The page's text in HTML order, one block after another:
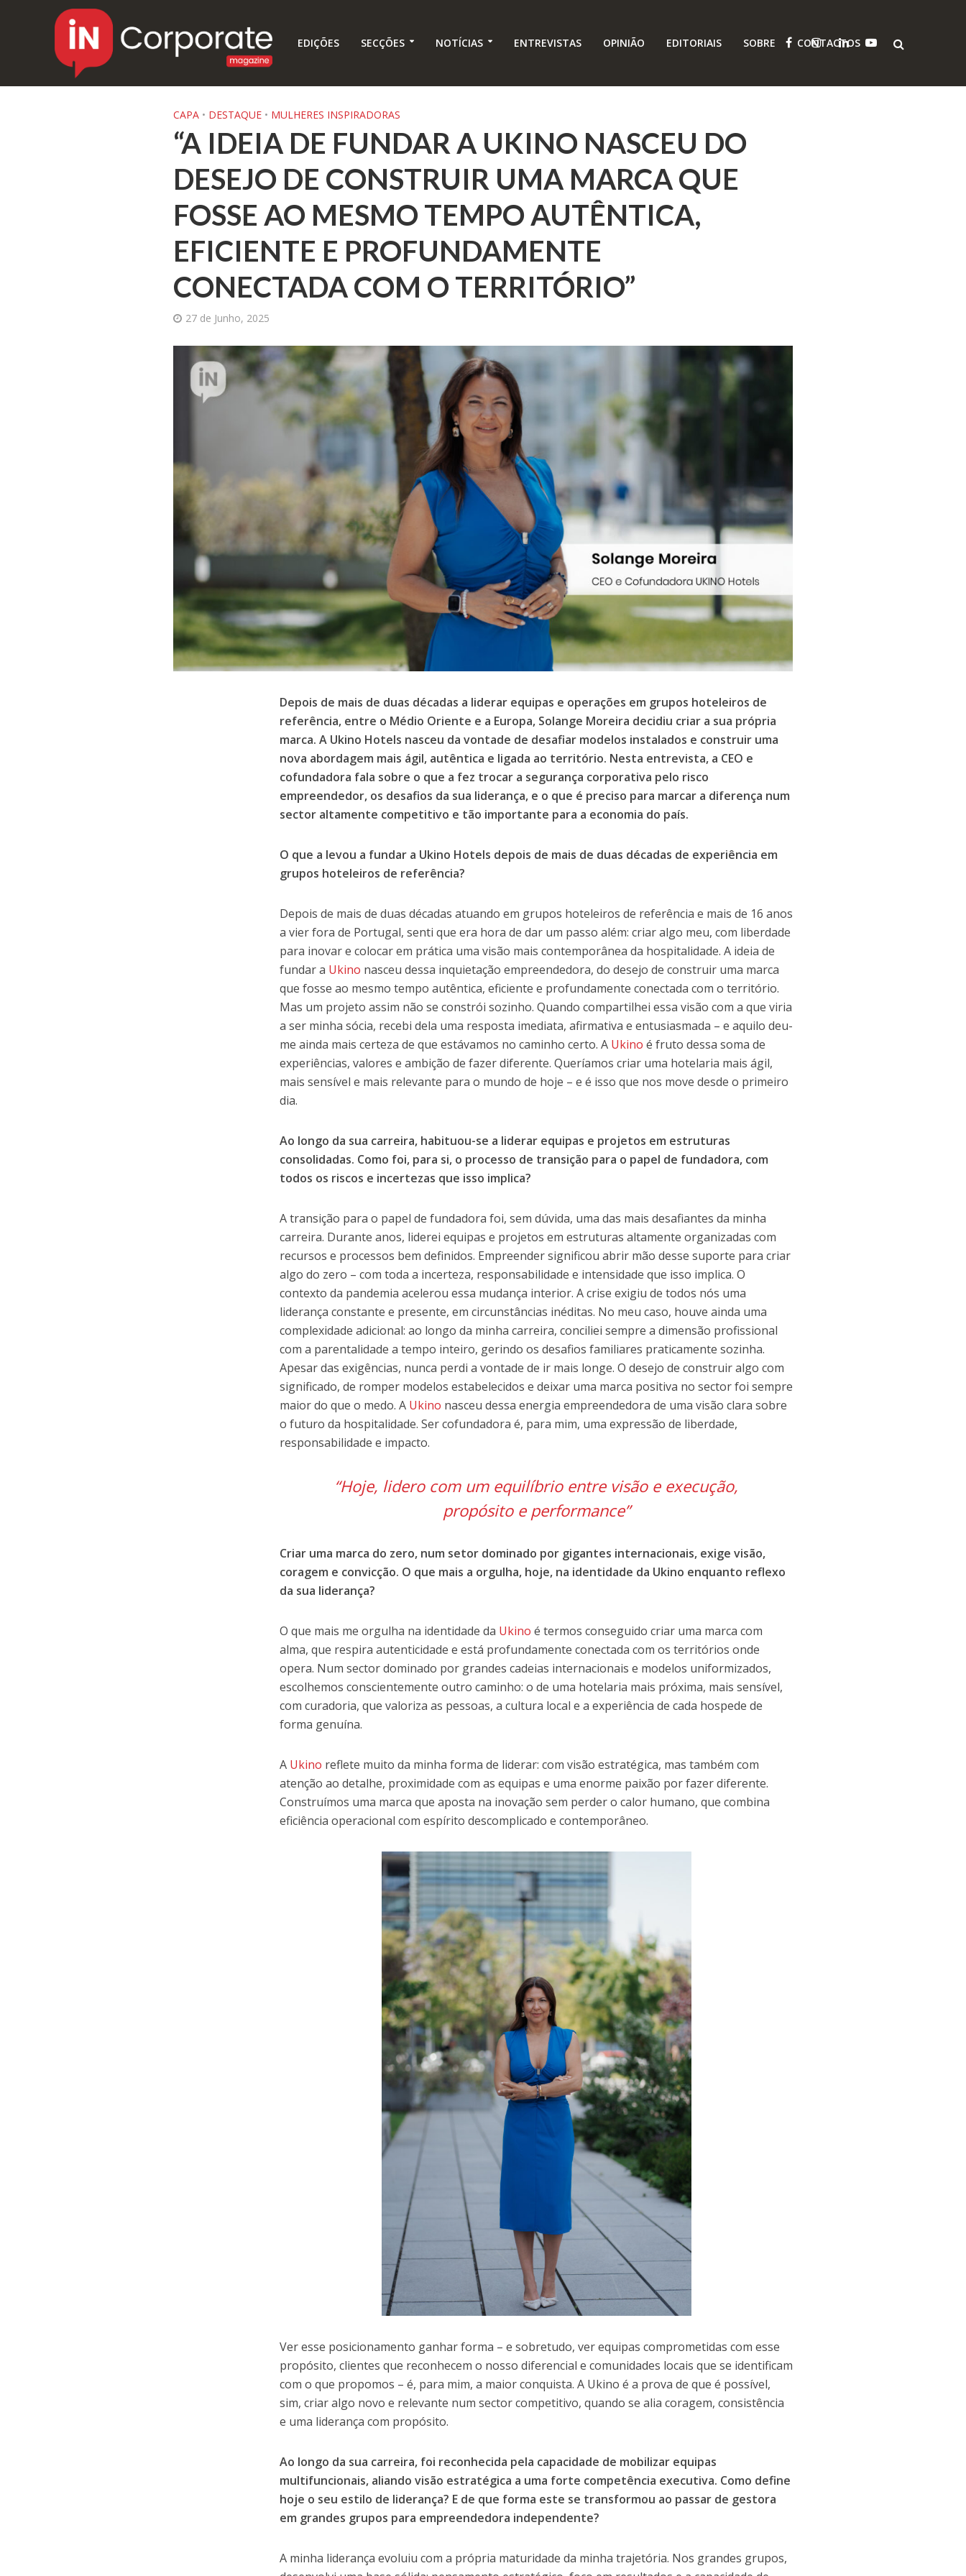
EDIÇÕES SECÇÕES NOTÍCIAS ENTREVISTAS OPINIÃO EDITORIAIS SOBRE CONTACTOS
CAPA • DESTAQUE • MULHERES INSPIRADORAS
“A IDEIA DE FUNDAR A UKINO NASCEU DO
DESEJO DE CONSTRUIR UMA MARCA QUE
FOSSE AO MESMO TEMPO AUTÊNTICA,
EFICIENTE E PROFUNDAMENTE
CONECTADA COM O TERRITÓRIO”
27 de Junho, 2025
Depois de mais de duas décadas a liderar equipas e operações em grupos hoteleiros de
referência, entre o Médio Oriente e a Europa, Solange Moreira decidiu criar a sua própria
marca. A Ukino Hotels nasceu da vontade de desafiar modelos instalados e construir uma
nova abordagem mais ágil, autêntica e ligada ao território. Nesta entrevista, a CEO e
cofundadora fala sobre o que a fez trocar a segurança corporativa pelo risco
empreendedor, os desafios da sua liderança, e o que é preciso para marcar a diferença num
sector altamente competitivo e tão importante para a economia do país.
O que a levou a fundar a Ukino Hotels depois de mais de duas décadas de experiência em
grupos hoteleiros de referência?
Depois de mais de duas décadas atuando em grupos hoteleiros de referência e mais de 16 anos
a vier fora de Portugal, senti que era hora de dar um passo além: criar algo meu, com liberdade
para inovar e colocar em prática uma visão mais contemporânea da hospitalidade. A ideia de
fundar a Ukino nasceu dessa inquietação empreendedora, do desejo de construir uma marca
que fosse ao mesmo tempo autêntica, eficiente e profundamente conectada com o território.
Mas um projeto assim não se constrói sozinho. Quando compartilhei essa visão com a que viria
a ser minha sócia, recebi dela uma resposta imediata, afirmativa e entusiasmada – e aquilo deu-
me ainda mais certeza de que estávamos no caminho certo. A Ukino é fruto dessa soma de
experiências, valores e ambição de fazer diferente. Queríamos criar uma hotelaria mais ágil,
mais sensível e mais relevante para o mundo de hoje – e é isso que nos move desde o primeiro
dia.
Ao longo da sua carreira, habituou-se a liderar equipas e projetos em estruturas
consolidadas. Como foi, para si, o processo de transição para o papel de fundadora, com
todos os riscos e incertezas que isso implica?
A transição para o papel de fundadora foi, sem dúvida, uma das mais desafiantes da minha
carreira. Durante anos, liderei equipas e projetos em estruturas altamente organizadas com
recursos e processos bem definidos. Empreender significou abrir mão desse suporte para criar
algo do zero – com toda a incerteza, responsabilidade e intensidade que isso implica. O
contexto da pandemia acelerou essa mudança interior. A crise exigiu de todos nós uma
liderança constante e presente, em circunstâncias inéditas. No meu caso, houve ainda uma
complexidade adicional: ao longo da minha carreira, conciliei sempre a dimensão profissional
com a parentalidade a tempo inteiro, gerindo os desafios familiares praticamente sozinha.
Apesar das exigências, nunca perdi a vontade de ir mais longe. O desejo de construir algo com
significado, de romper modelos estabelecidos e deixar uma marca positiva no sector foi sempre
maior do que o medo. A Ukino nasceu dessa energia empreendedora de uma visão clara sobre
o futuro da hospitalidade. Ser cofundadora é, para mim, uma expressão de liberdade,
responsabilidade e impacto.
“Hoje, lidero com um equilíbrio entre visão e execução,
propósito e performance”
Criar uma marca do zero, num setor dominado por gigantes internacionais, exige visão,
coragem e convicção. O que mais a orgulha, hoje, na identidade da Ukino enquanto reflexo
da sua liderança?
O que mais me orgulha na identidade da Ukino é termos conseguido criar uma marca com
alma, que respira autenticidade e está profundamente conectada com os territórios onde
opera. Num sector dominado por grandes cadeias internacionais e modelos uniformizados,
escolhemos conscientemente outro caminho: o de uma hotelaria mais próxima, mais sensível,
com curadoria, que valoriza as pessoas, a cultura local e a experiência de cada hospede de
forma genuína.
A Ukino reflete muito da minha forma de liderar: com visão estratégica, mas também com
atenção ao detalhe, proximidade com as equipas e uma enorme paixão por fazer diferente.
Construímos uma marca que aposta na inovação sem perder o calor humano, que combina
eficiência operacional com espírito descomplicado e contemporâneo.
Ver esse posicionamento ganhar forma – e sobretudo, ver equipas comprometidas com esse
propósito, clientes que reconhecem o nosso diferencial e comunidades locais que se identificam
com o que propomos – é, para mim, a maior conquista. A Ukino é a prova de que é possível,
sim, criar algo novo e relevante num sector competitivo, quando se alia coragem, consistência
e uma liderança com propósito.
Ao longo da sua carreira, foi reconhecida pela capacidade de mobilizar equipas
multifuncionais, aliando visão estratégica a uma forte competência executiva. Como define
hoje o seu estilo de liderança? E de que forma este se transformou ao passar de gestora
em grandes grupos para empreendedora independente?
A minha liderança evoluiu com a própria maturidade da minha trajetória. Nos grandes grupos,